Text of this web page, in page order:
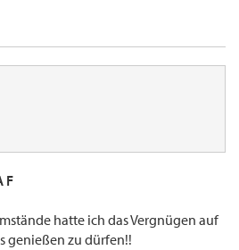
F
hatte ich das Vergnügen auf
genießen zu dürfen!!